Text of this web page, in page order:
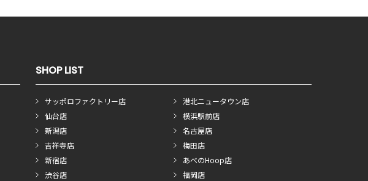
SHOP LIST
サッポロファクトリー店
仙台店
新潟店
吉祥寺店
新宿店
渋谷店
港北ニュータウン店
横浜駅前店
名古屋店
梅田店
あべのHoop店
福岡店